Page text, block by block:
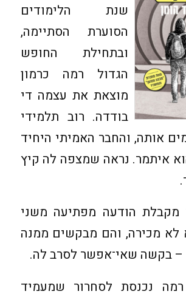
שנת הלימודים
הסוערת הסתיימה,
ובתחילת החופש
הגדול רמה כרמון
מוצאת את עצמה די
בודדה. רוב תלמידי
אותה, והחבר האמיתי היחיד
איתמר. נראה שמצפה לה קיץ
מקבלת הודעה מפתיעה משני
לא מכירה, והם מבקשים ממנה
בקשה שאי־אפשר לסרב לה.
נכנסת לסחרור שמעמיד